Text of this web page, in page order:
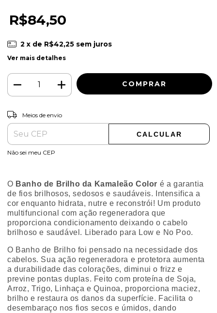
R$84,50
2 x de R$42,25 sem juros
Ver mais detalhes
Entregas para o CEP:
Meios de envio
CALCULAR
Não sei meu CEP
O Banho de Brilho da Kamaleão Color é a garantia
de fios brilhosos, sedosos e saudáveis. Intensifica a
cor enquanto hidrata, nutre e reconstrói! Um produto
multifuncional com ação regeneradora que
proporciona condicionamento deixando o cabelo
brilhoso e saudável. Liberado para Low e No Poo.
O Banho de Brilho foi pensado na necessidade dos
cabelos. Sua ação regeneradora e protetora aumenta
a durabilidade das colorações, diminui o frizz e
previne pontas duplas. Feito com proteína de Soja,
Arroz, Trigo, Linhaça e Quinoa, proporciona maciez,
brilho e restaura os danos da superfície. Facilita o
desembaraço nos fios secos e úmidos, dando